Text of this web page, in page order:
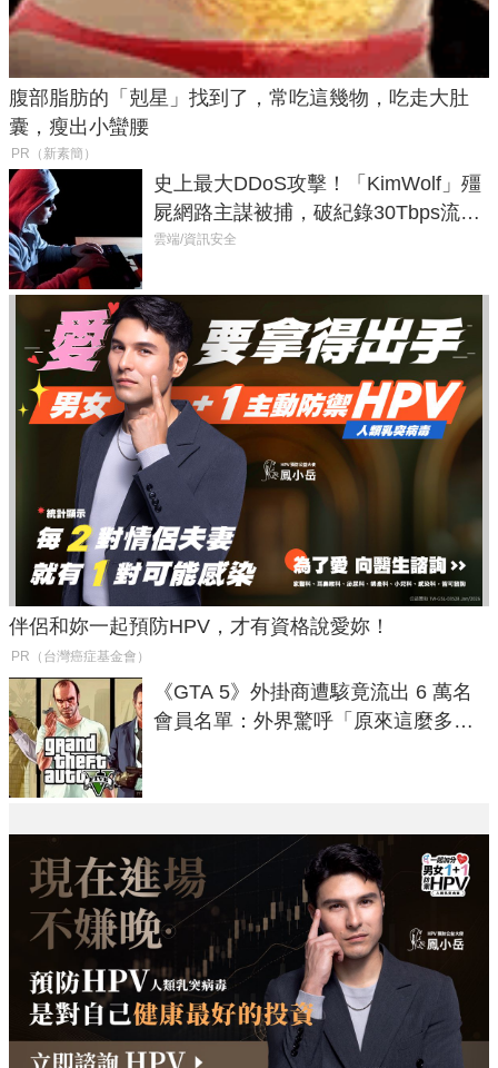
腹部脂肪的「剋星」找到了，常吃這幾物，吃走大肚
囊，瘦出小蠻腰
PR（新素簡）
史上最大DDoS攻擊！「KimWolf」殭
屍網路主謀被捕，破紀錄30Tbps流量
癱瘓全球！
雲端/資訊安全
伴侶和妳一起預防HPV，才有資格說愛妳！
PR（台灣癌症基金會）
《GTA 5》外掛商遭駭竟流出 6 萬名
會員名單：外界驚呼「原來這麼多人